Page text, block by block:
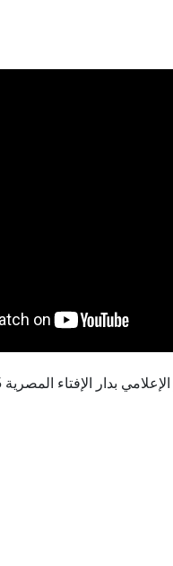
بدار الإفتاء المصرية 25-6-2019م